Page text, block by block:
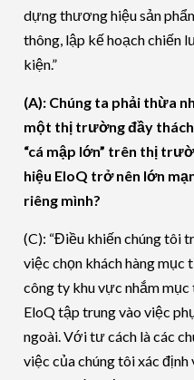
dựng thương hiệu sản
thông, lập kế hoạch chiến
kiện.”
(A): Chúng ta phải thừa
một thị trường đầy
“cá mập lớn” trên thị
hiệu EloQ trở nên lớn
riêng mình?
(C): “Điều khiến chúng tôi
việc chọn khách hàng mục
công ty khu vực nhắm mục
EloQ tập trung vào việc
ngoài. Với tư cách là các
việc của chúng tôi xác